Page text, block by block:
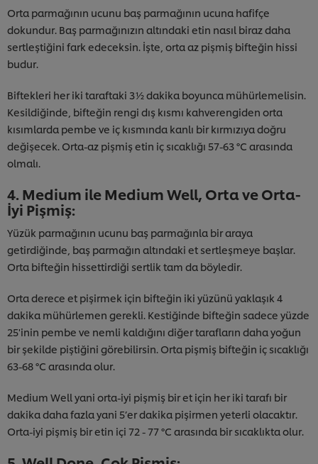
Orta parmağının ucunu baş parmağının ucuna hafifçe
dokundur. Baş parmağınızın altındaki etin nasıl biraz daha
sertleştiğini fark edeceksin. İşte, orta az pişmiş bifteğin hissi
budur.
Biftekleri her iki taraftaki 3½ dakika boyunca mühürlemelisin.
Kesildiğinde, bifteğin rengi dış kısmı kahverengiden orta
kısımlarda pembe ve iç kısmında kanlı bir kırmızıya doğru
değişecek. Orta-az pişmiş etin iç sıcaklığı 57-63 °C arasında
olmalı.
4. Medium ile Medium Well, Orta ve Orta-
İyi Pişmiş:
Yüzük parmağının ucunu baş parmağınla bir araya
getirdiğinde, baş parmağın altındaki et sertleşmeye başlar.
Orta bifteğin hissettirdiği sertlik tam da böyledir.
Orta derece et pişirmek için bifteğin iki yüzünü yaklaşık 4
dakika mühürlemen gerekli. Kestiğinde bifteğin sadece yüzde
25'inin pembe ve nemli kaldığını diğer tarafların daha yoğun
bir şekilde piştiğini görebilirsin. Orta pişmiş bifteğin iç sıcaklığı
63-68 °C arasında olur.
Medium Well yani orta-iyi pişmiş bir et için her iki tarafı bir
dakika daha fazla yani 5’er dakika pişirmen yeterli olacaktır.
Orta-iyi pişmiş bir etin içi 72 - 77 °C arasında bir sıcaklıkta olur.
Sitemiz içerisindeki deneyiminizi iyileştirmek için çerez
özellikleri (çevrimiçi "alışveriş sepetinizi" kaydetme) ve